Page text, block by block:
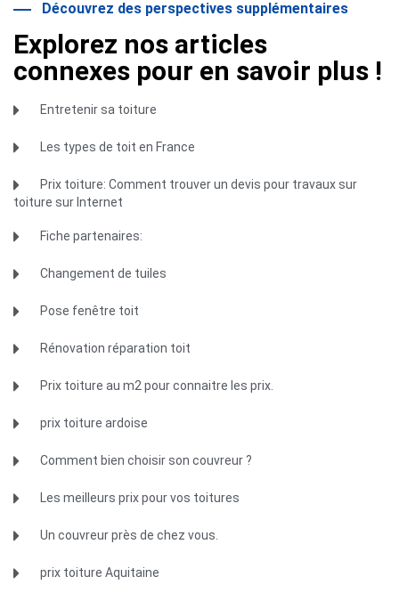
Découvrez des perspectives supplémentaires
Explorez nos articles
connexes pour en savoir plus !
Entretenir sa toiture
Les types de toit en France
Prix toiture: Comment trouver un devis pour travaux sur
toiture sur Internet
Fiche partenaires:
Changement de tuiles
Pose fenêtre toit
Rénovation réparation toit
Prix toiture au m2 pour connaitre les prix.
prix toiture ardoise
Comment bien choisir son couvreur ?
Les meilleurs prix pour vos toitures
Un couvreur près de chez vous.
prix toiture Aquitaine